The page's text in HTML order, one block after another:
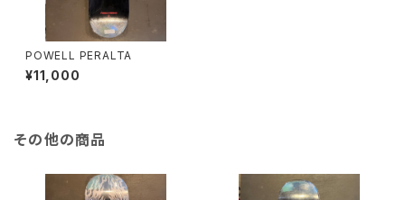
POWELL PERALTA
¥11,000
その他の商品